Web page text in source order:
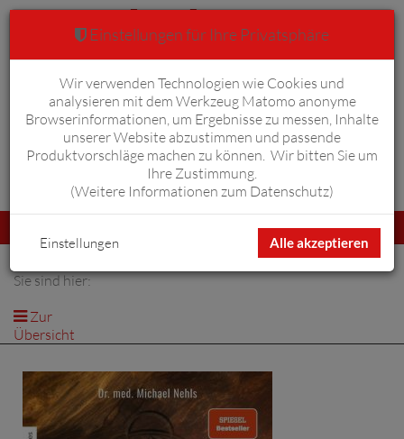
Anmelden Warenkorb 0
umschalten
Sie sind hier:
Zur
Übersicht
Einstellungen für Ihre Privatsphäre
Wir verwenden Technologien wie Cookies und
analysieren mit dem Werkzeug Matomo anonyme
Browserinformationen, um Ergebnisse zu messen, Inhalte
unserer Website abzustimmen und passende
Produktvorschläge machen zu können. Wir bitten Sie um
Ihre Zustimmung.
(Weitere Informationen zum Datenschutz)
Alle akzeptieren
Einstellungen